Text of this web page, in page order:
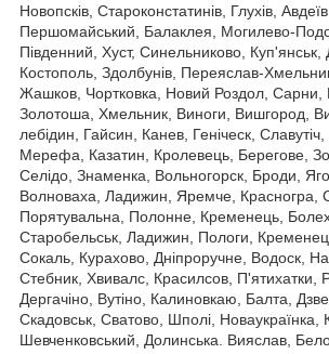
Новопсків, Староконстатинів, Глухів,
Першомайський, Балаклея, Могилево-
Південний, Хуст, Синельниково, Куп'янськ,
Костополь, Здолбунів, Переяслав-
Жашков, Чортковка, Новий Роздол, Сарни,
Золотоша, Хмельник, Виноги, Вишгород,
лебідин, Гайсин, Канев, Геніческ, Славутіч,
Мерефа, Казатин, Кролевець, Берегове,
Селідо, Знаменка, Вольногорск, Броди,
Волноваха, Ладижин, Яремче, Красногра,
Порятувальна, Полонне, Кременець,
Старобельськ, Ладижин, Пологи,
Сокаль, Курахово, Дніпроручне, Водоск,
Стебник, Хвивалс, Красилсов, П'ятихатки,
Дергачіно, Вутіно, Калиновкаю, Балта,
Скадовськ, Сватово, Шполі, Новаукраїнка,
Шевченковський, Долинська. Вияслав,